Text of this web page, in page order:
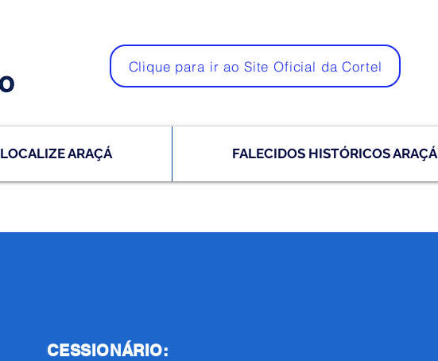
Clique para ir ao Site Oficial da Cortel
LOCALIZE ARAÇÁ FALECIDOS HISTÓRICOS ARAÇÁ
CESSIONÁRIO: